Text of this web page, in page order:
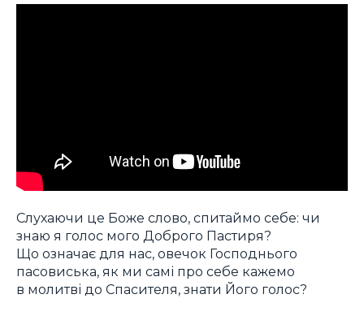
Слухаючи це Боже слово, спитаймо себе: чи
знаю я голос мого Доброго Пастиря?
Що означає для нас, овечок Господнього
пасовиська, як ми самі про себе кажемо
в молитві до Спасителя, знати Його голос?